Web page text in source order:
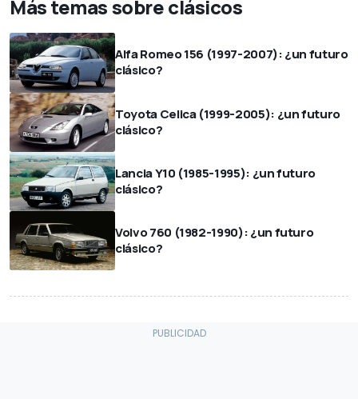
Más temas sobre clásicos
Alfa Romeo 156 (1997-2007): ¿un futuro
clásico?
Toyota Celica (1999-2005): ¿un futuro
clásico?
Lancia Y10 (1985-1995): ¿un futuro
clásico?
Volvo 760 (1982-1990): ¿un futuro
clásico?